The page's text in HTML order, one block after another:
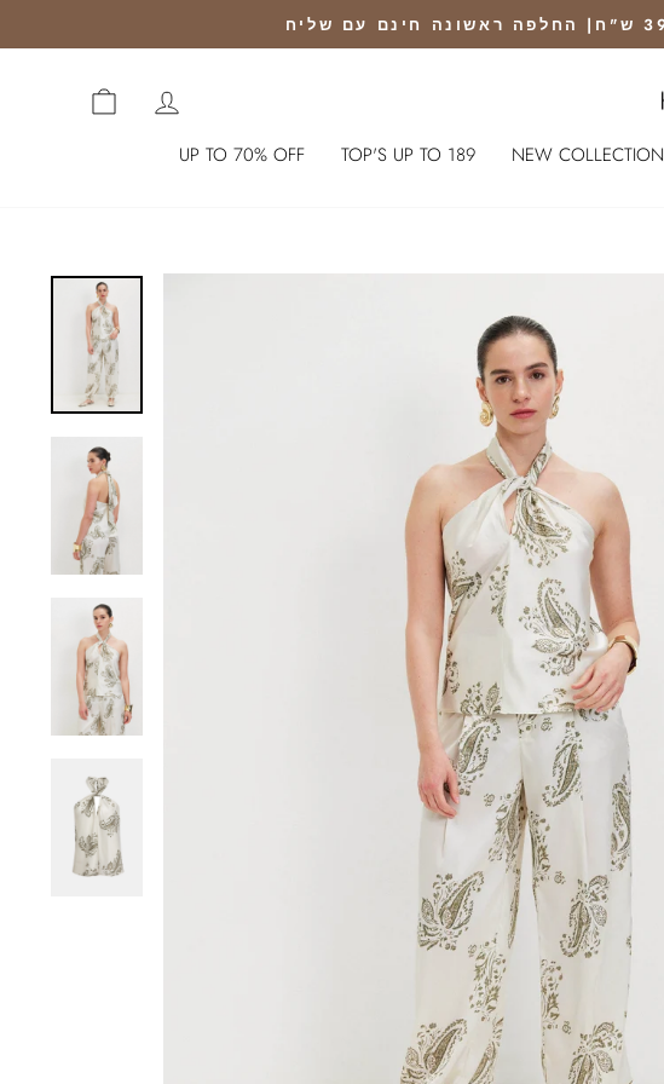
כניסה לחשבון
NEW COLLECTION
TOP'S UP TO 189
UP TO 70% OFF